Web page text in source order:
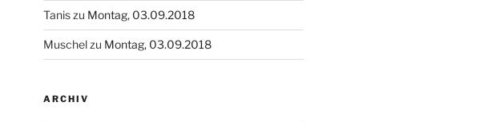
Taniszu Montag, 03.09.2018
Muschelzu Montag, 03.09.2018
ARCHIV